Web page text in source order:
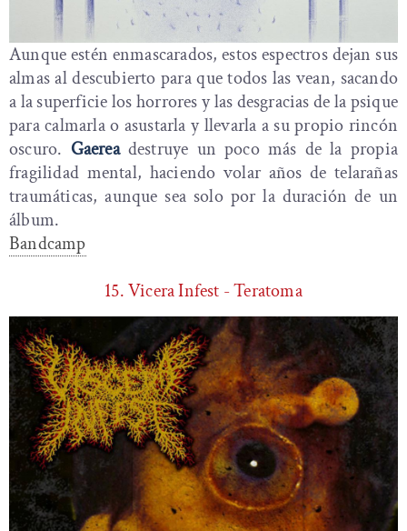
Aunque estén enmascarados, estos espectros dejan sus
almas al descubierto para que todos las vean, sacando
a la superficie los horrores y las desgracias de la psique
para calmarla o asustarla y llevarla a su propio rincón
oscuro. Gaereadestruye un poco más de la propia
fragilidad mental, haciendo volar años de telarañas
traumáticas, aunque sea solo por la duración de un
álbum.
Bandcamp
15. Vicera Infest - Teratoma